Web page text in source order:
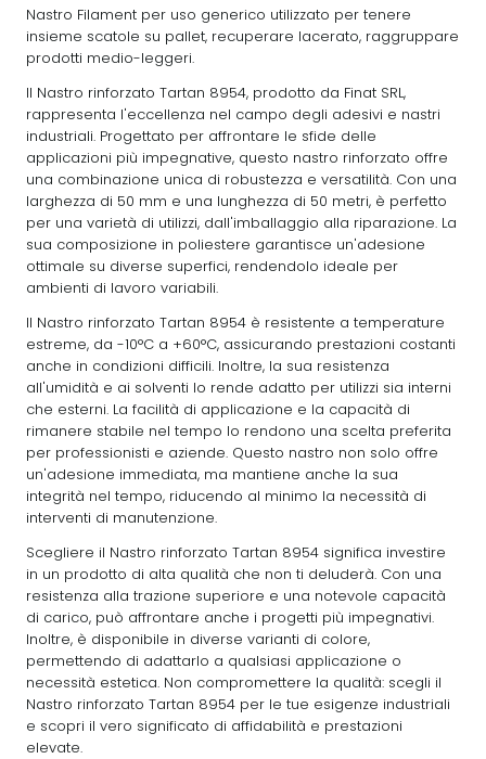
Nastro Filament per uso generico utilizzato per tenere
insieme scatole su pallet, recuperare lacerato, raggruppare
prodotti medio-leggeri.
Il Nastro rinforzato Tartan 8954, prodotto da Finat SRL,
rappresenta l'eccellenza nel campo degli adesivi e nastri
industriali. Progettato per affrontare le sfide delle
applicazioni più impegnative, questo nastro rinforzato offre
una combinazione unica di robustezza e versatilità. Con una
larghezza di 50 mm e una lunghezza di 50 metri, è perfetto
per una varietà di utilizzi, dall'imballaggio alla riparazione. La
sua composizione in poliestere garantisce un'adesione
ottimale su diverse superfici, rendendolo ideale per
ambienti di lavoro variabili.
Il Nastro rinforzato Tartan 8954 è resistente a temperature
estreme, da -10°C a +60°C, assicurando prestazioni costanti
anche in condizioni difficili. Inoltre, la sua resistenza
all'umidità e ai solventi lo rende adatto per utilizzi sia interni
che esterni. La facilità di applicazione e la capacità di
rimanere stabile nel tempo lo rendono una scelta preferita
per professionisti e aziende. Questo nastro non solo offre
un'adesione immediata, ma mantiene anche la sua
integrità nel tempo, riducendo al minimo la necessità di
interventi di manutenzione.
Scegliere il Nastro rinforzato Tartan 8954 significa investire
in un prodotto di alta qualità che non ti deluderà. Con una
resistenza alla trazione superiore e una notevole capacità
di carico, può affrontare anche i progetti più impegnativi.
Inoltre, è disponibile in diverse varianti di colore,
permettendo di adattarlo a qualsiasi applicazione o
necessità estetica. Non compromettere la qualità: scegli il
Nastro rinforzato Tartan 8954 per le tue esigenze industriali
e scopri il vero significato di affidabilità e prestazioni
elevate.